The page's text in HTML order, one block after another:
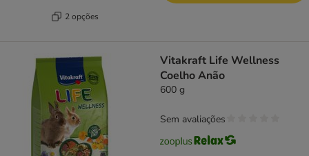
2 opções
Vitakraft Life Wellness
Coelho Anão
600 g
Sem avaliações